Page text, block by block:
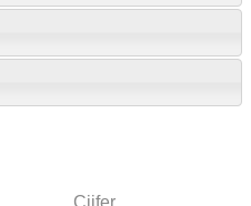
Cijfer